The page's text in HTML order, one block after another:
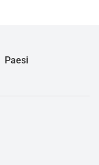
Paesi